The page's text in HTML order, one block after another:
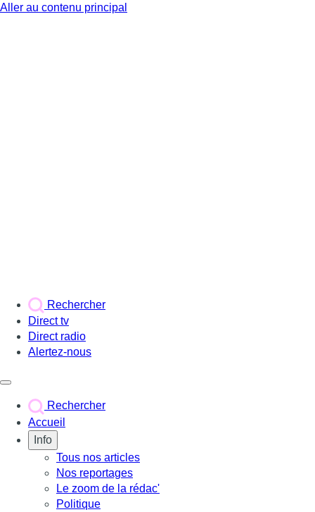
Aller au contenu principal
Rechercher
Direct tv
Direct radio
Alertez-nous
Rechercher
Accueil
Info
Tous nos articles
Nos reportages
Le zoom de la rédac'
Politique